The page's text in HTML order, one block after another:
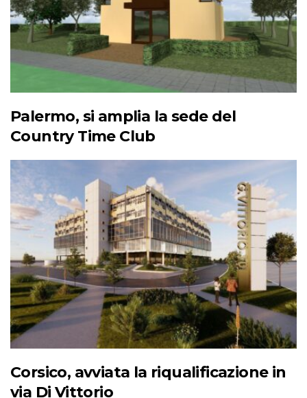
Palermo, si amplia la sede del
Country Time Club
Corsico, avviata la riqualificazione in
via Di Vittorio